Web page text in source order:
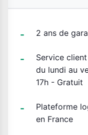
2 ans de
Service
du lundi au
17h - Gratuit
Plateforme
en France